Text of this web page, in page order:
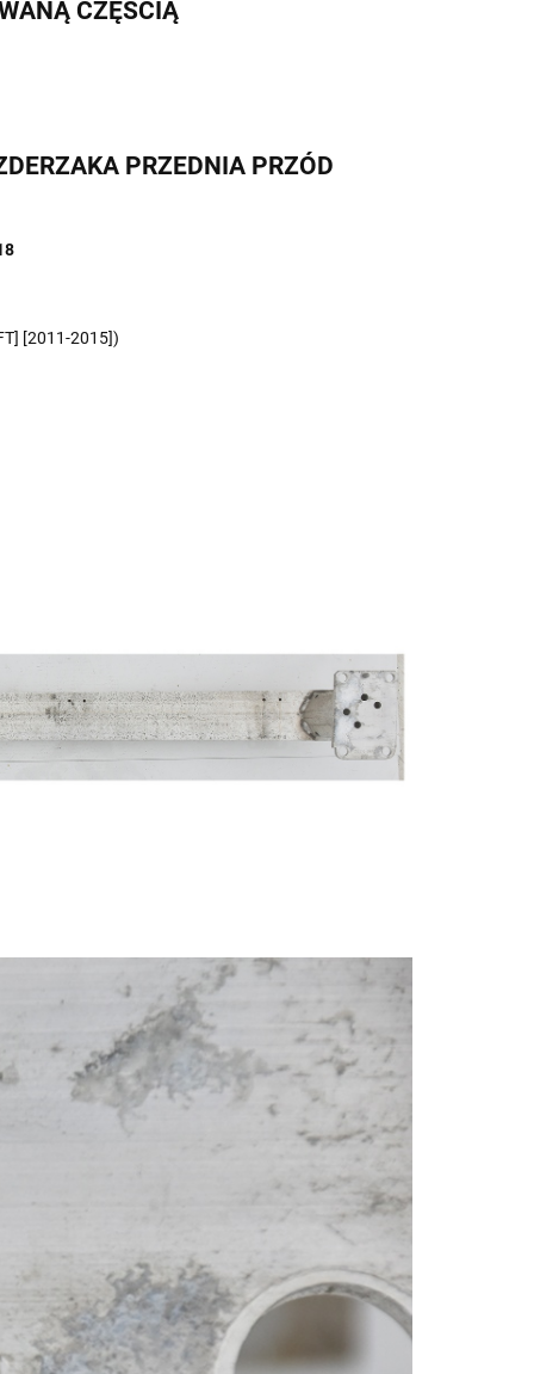
CZĘŚCIĄ
PRZEDNIA PRZÓD
[2011-2015])